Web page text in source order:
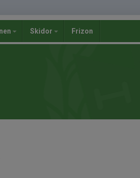
Skidor Frizon